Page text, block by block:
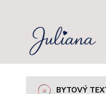
BYTOVÝ